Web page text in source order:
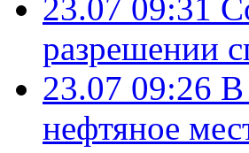
23.07 09:31
разрешении
23.07 09:26 В
нефтяное